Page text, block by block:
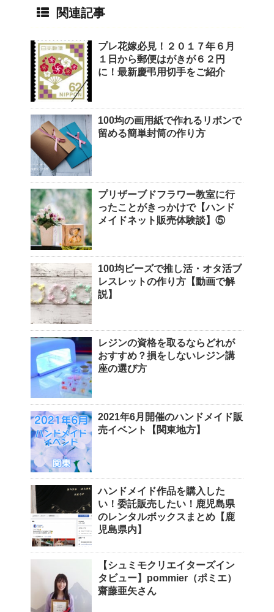
関連記事
プレ花嫁必見！２０１７年６月
１日から郵便はがきが６２円
に！最新慶弔用切手をご紹介
100均の画用紙で作れるリボンで
留める簡単封筒の作り方
プリザーブドフラワー教室に行
ったことがきっかけで【ハンド
メイドネット販売体験談】⑤
100均ビーズで推し活・オタ活ブ
レスレットの作り方【動画で解
説】
レジンの資格を取るならどれが
おすすめ？損をしないレジン講
座の選び方
2021年6月開催のハンドメイド販
売イベント【関東地方】
ハンドメイド作品を購入した
い！委託販売したい！鹿児島県
のレンタルボックスまとめ【鹿
児島県内】
【シュミモクリエイターズイン
タビュー】pommier（ポミエ）
齋藤亜矢さん